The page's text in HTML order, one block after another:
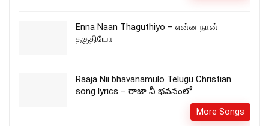
Enna Naan Thaguthiyo – என்ன நான்
தகுதியோ
Raaja Nii bhavanamulo Telugu Christian
song lyrics – రాజా నీ భవనంలో
More Songs